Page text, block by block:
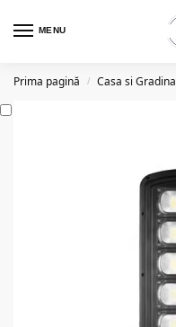
MENU
Prima pagină / Casa si Gradina